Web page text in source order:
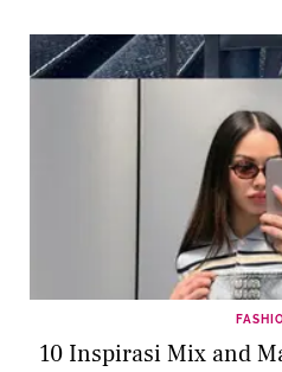
10 Inspirasi Mix and